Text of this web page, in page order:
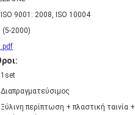
ISO 9001: 2008, ISO 10004
(5-2000)
1set
Διαπραγματεύσιμος
Ξύλινη περίπτωση + πλαστική ταινία +